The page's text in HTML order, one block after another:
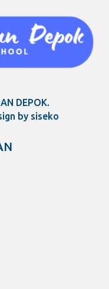
DEPOK.
by siseko